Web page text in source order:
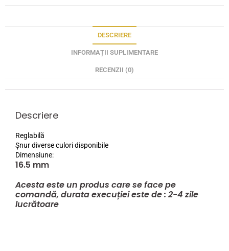
DESCRIERE
INFORMAȚII SUPLIMENTARE
RECENZII (0)
Descriere
Reglabilă
Șnur diverse culori disponibile
Dimensiune:
16.5 mm
Acesta este un produs care se face pe
comandă, durata execuției este de : 2-4 zile
lucrătoare